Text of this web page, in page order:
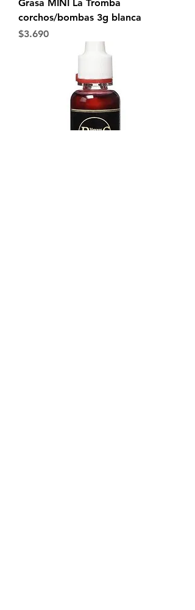
Grasa MINI La Tromba
corchos/bombas 3g blanca
Precio
$3.690